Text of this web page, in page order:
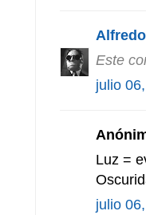
Este
julio
Luz =
julio